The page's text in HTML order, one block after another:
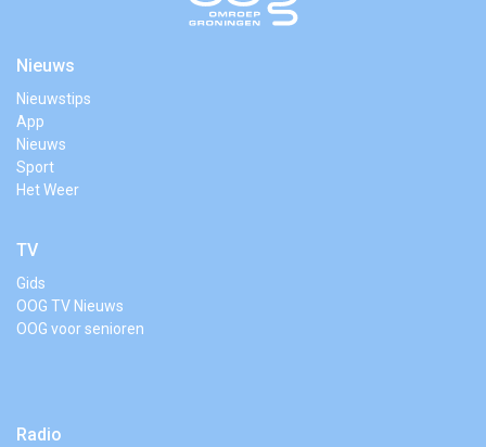
Nieuws
Nieuwstips
App
Nieuws
Sport
Het Weer
TV
Gids
OOG TV Nieuws
OOG voor senioren
Radio